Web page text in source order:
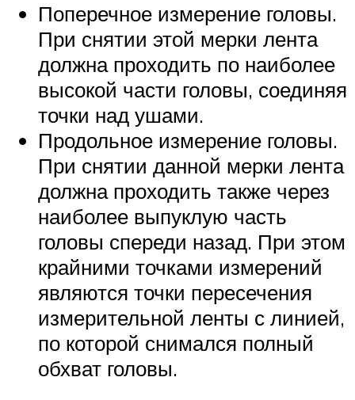
Поперечное измерение головы.
При снятии этой мерки лента
должна проходить по наиболее
высокой части головы, соединяя
точки над ушами.
Продольное измерение головы.
При снятии данной мерки лента
должна проходить также через
наиболее выпуклую часть
головы спереди назад. При этом
крайними точками измерений
являются точки пересечения
измерительной ленты с линией,
по которой снимался полный
обхват головы.